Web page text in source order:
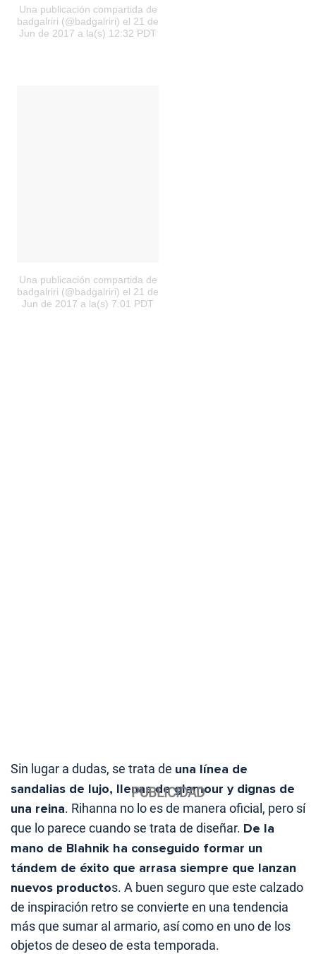
Una publicación compartida de
badgalriri (@badgalriri) el 21 de
Jun de 2017 a la(s) 12:32 PDT
Una publicación compartida de
badgalriri (@badgalriri) el 21 de
Jun de 2017 a la(s) 7:01 PDT
Sin lugar a dudas, se trata de una línea de
sandalias de lujo, llenas de glamour y dignas de
una reina. Rihanna no lo es de manera oficial, pero sí
que lo parece cuando se trata de diseñar. De la
mano de Blahnik ha conseguido formar un
tándem de éxito que arrasa siempre que lanzan
nuevos productos. A buen seguro que este calzado
de inspiración retro se convierte en una tendencia
más que sumar al armario, así como en uno de los
objetos de deseo de esta temporada.